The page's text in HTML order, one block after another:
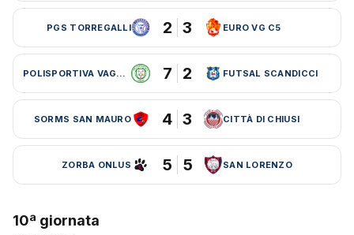
PGS TORREGALLI 2 3 EURO VG C5
POLISPORTIVA VAGLIA 7 2 FUTSAL SCANDICCI
SORMS SAN MAURO 4 3 CITTÀ DI CHIUSI
ZORBA ONLUS 5 5 SAN LORENZO
10ª giornata